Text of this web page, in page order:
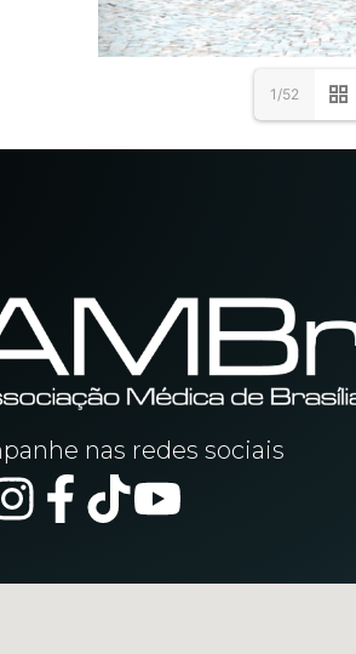
1/52
nas redes sociais